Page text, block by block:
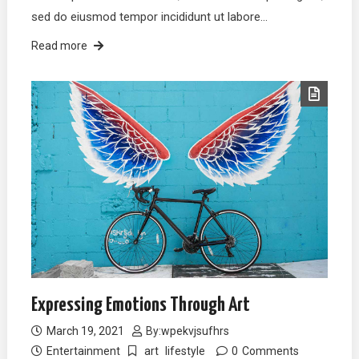
sed do eiusmod tempor incididunt ut labore…
Read more
Expressing Emotions Through Art
March 19, 2021 By:wpekvjsufhrs
Entertainment
art lifestyle 0 Comments